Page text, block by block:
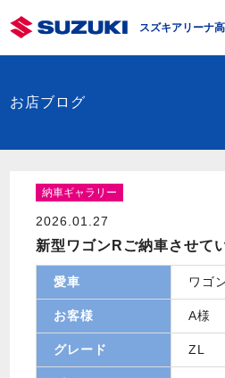
スズキアリーナ
お店ブログ
納車ギャラリー
2026.01.27
新型ワゴンRご納車させて
愛車 ワゴ
お客様 A様
グレード ZL